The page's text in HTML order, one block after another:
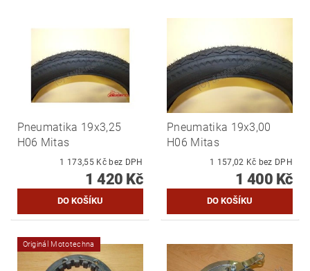
Pneumatika 19x3,25
H06 Mitas
1 173,55 Kč bez DPH
1 420 Kč
Pneumatika 19x3,00
H06 Mitas
1 157,02 Kč bez DPH
1 400 Kč
Originál Mototechna